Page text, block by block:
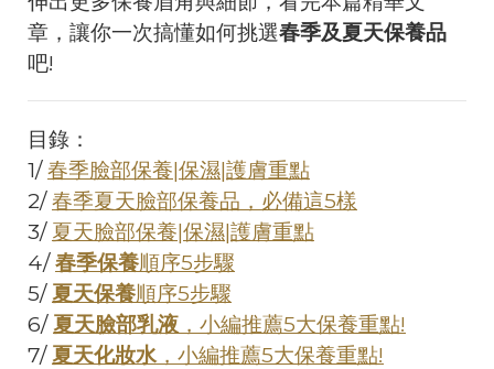
章，讓你一次搞懂如何挑選春季及夏天保養品
吧!
目錄：
1/春季臉部保養|保濕|護膚重點
2/春季夏天臉部保養品，必備這5樣
3/ 夏天臉部保養|保濕|護膚重點
4/春季保養順序5步驟
5/ 夏天保養順序5步驟
6/ 夏天臉部乳液 ，小編推薦5大保養重點!
7/ 夏天化妝水，小編推薦5大保養重點!